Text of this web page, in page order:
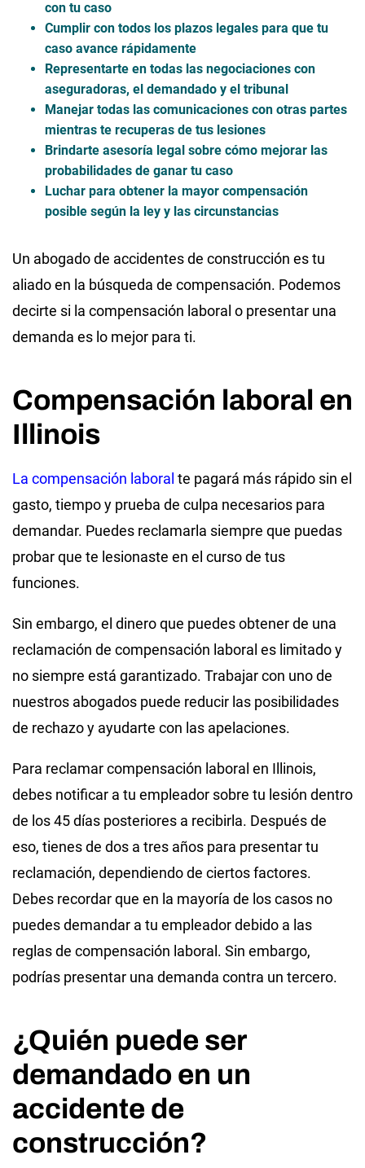
con tu caso
Cumplir con todos los plazos legales para que tu
caso avance rápidamente
Representarte en todas las negociaciones con
aseguradoras, el demandado y el tribunal
Manejar todas las comunicaciones con otras partes
mientras te recuperas de tus lesiones
Brindarte asesoría legal sobre cómo mejorar las
probabilidades de ganar tu caso
Luchar para obtener la mayor compensación
posible según la ley y las circunstancias
Un abogado de accidentes de construcción es tu
aliado en la búsqueda de compensación. Podemos
decirte si la compensación laboral o presentar una
demanda es lo mejor para ti.
Compensación laboral en
Illinois
La compensación laboral te pagará más rápido sin el
gasto, tiempo y prueba de culpa necesarios para
demandar. Puedes reclamarla siempre que puedas
probar que te lesionaste en el curso de tus
funciones.
Sin embargo, el dinero que puedes obtener de una
reclamación de compensación laboral es limitado y
no siempre está garantizado. Trabajar con uno de
nuestros abogados puede reducir las posibilidades
de rechazo y ayudarte con las apelaciones.
Para reclamar compensación laboral en Illinois,
debes notificar a tu empleador sobre tu lesión dentro
de los 45 días posteriores a recibirla. Después de
eso, tienes de dos a tres años para presentar tu
reclamación, dependiendo de ciertos factores.
Debes recordar que en la mayoría de los casos no
puedes demandar a tu empleador debido a las
reglas de compensación laboral. Sin embargo,
podrías presentar una demanda contra un tercero.
¿Quién puede ser
demandado en un
accidente de
construcción?